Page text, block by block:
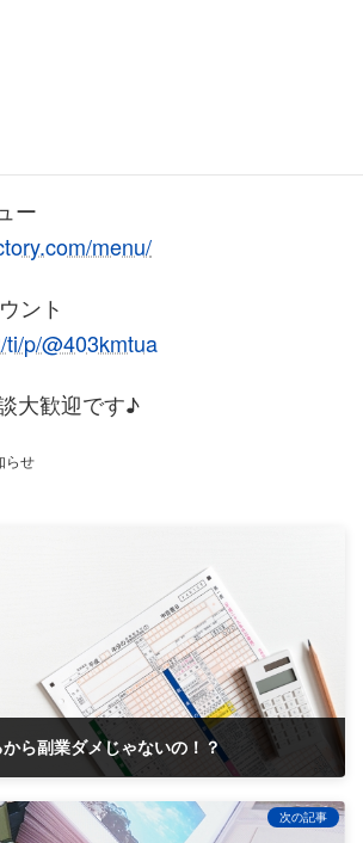
ー
menu/
ント
p/@403kmtua
大歓迎です♪
らせ
ら副業ダメじゃないの！？
次の記事